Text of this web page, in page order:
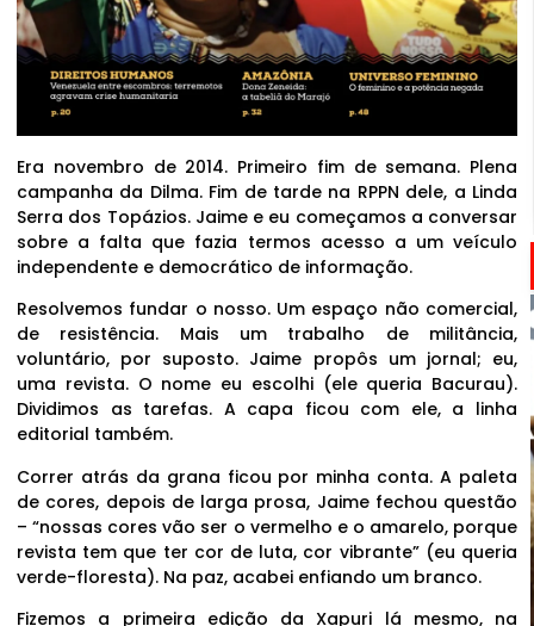
Era novembro de 2014. Primeiro fim de semana. Plena
campanha da Dilma. Fim de tarde na RPPN dele, a Linda
Serra dos Topázios. Jaime e eu começamos a conversar
sobre a falta que fazia termos acesso a um veículo
independente e democrático de informação.
Resolvemos fundar o nosso. Um espaço não comercial,
de resistência. Mais um trabalho de militância,
voluntário, por suposto. Jaime propôs um jornal; eu,
uma revista. O nome eu escolhi (ele queria Bacurau).
Dividimos as tarefas. A capa ficou com ele, a linha
editorial também.
Correr atrás da grana ficou por minha conta. A paleta
de cores, depois de larga prosa, Jaime fechou questão
– “nossas cores vão ser o vermelho e o amarelo, porque
revista tem que ter cor de luta, cor vibrante” (eu queria
verde-floresta). Na paz, acabei enfiando um branco.
Fizemos a primeira edição da Xapuri lá mesmo, na